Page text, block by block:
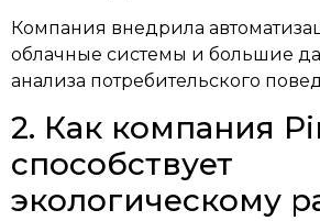
Компания внедрила
облачные системы и большие
анализа потребительского
2. Как компания
способствует
экологическому